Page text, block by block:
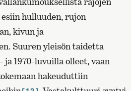
hulluuden, rujon
kivun ja
Suuren yleisön taidetta
ja 1970-luvuilla olleet, vaan
hakeuduttiin